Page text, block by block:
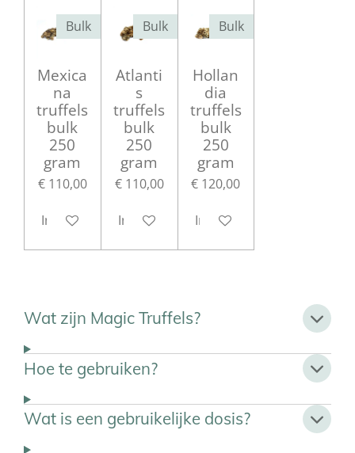
Bulk
Mexica
na
truffels
bulk
250
gram
€ 110,00
In winkelwagen
Bulk
Atlanti
s
truffels
bulk
250
gram
€ 110,00
In winkelwagen
Bulk
Hollan
dia
truffels
bulk
250
gram
€ 120,00
In winkelwagen
Wat zijn Magic Truffels?
Hoe te gebruiken?
Wat is een gebruikelijke dosis?